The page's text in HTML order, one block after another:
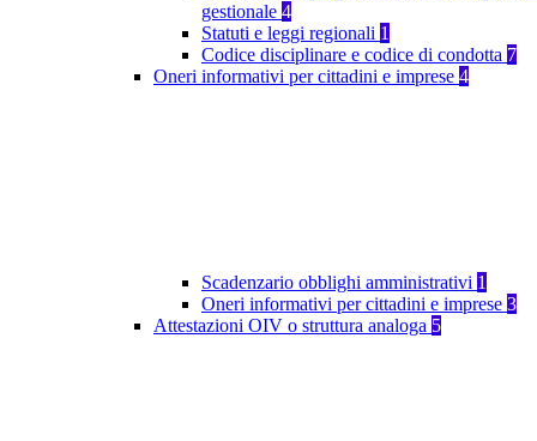
gestionale 4
Statuti e leggi regionali 1
Codice disciplinare e codice di condotta 7
Oneri informativi per cittadini e imprese 4
Scadenzario obblighi amministrativi 1
Oneri informativi per cittadini e imprese 3
Attestazioni OIV o struttura analoga 5